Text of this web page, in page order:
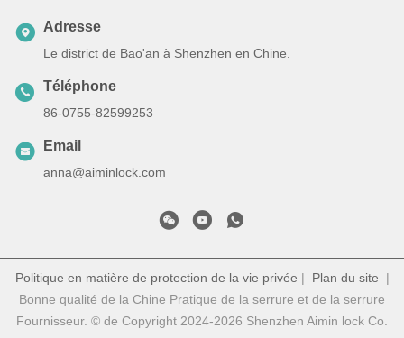
Adresse
Le district de Bao'an à Shenzhen en Chine.
Téléphone
86-0755-82599253
Email
anna@aiminlock.com
Politique en matière de protection de la vie privée | Plan du site |
Bonne qualité de la Chine Pratique de la serrure et de la serrure
Fournisseur. © de Copyright 2024-2026 Shenzhen Aimin lock Co.